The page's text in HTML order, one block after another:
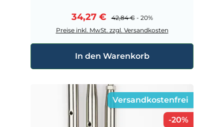
Verkaufspreis:
34,27 € Regulärer Preis:
42,84 € - 20%
Preise inkl. MwSt. zzgl. Versandkosten
In den Warenkorb
Versandkostenfrei
-20%Rabatt